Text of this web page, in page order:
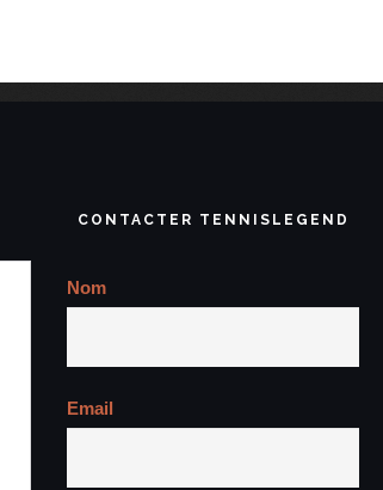
CONTACTER TENNISLEGEND
Nom
Email